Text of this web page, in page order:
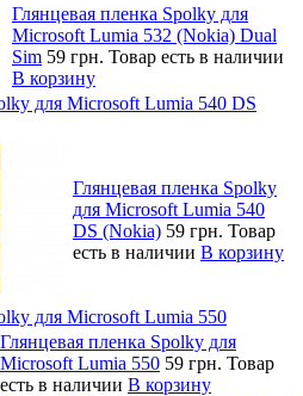
Глянцевая пленка Spolky для
Microsoft Lumia 532 (Nokia) Dual
Sim 59 грн. Товар есть в наличии
В корзину
для Microsoft Lumia 540 DS
Глянцевая пленка Spolky
для Microsoft Lumia 540
DS (Nokia) 59 грн. Товар
есть в наличии В корзину
для Microsoft Lumia 550
Глянцевая пленка Spolky для
Microsoft Lumia 550 59 грн. Товар
есть в наличии В корзину